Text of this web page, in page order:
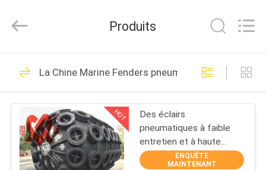
MAISON
PRODUITS
VR
SHOW
Products
Rights
Marine Fenders
pneumatique
69
Produits
La Chine Marine Fenders pneumatique
HOT
Des éclairs
pneumatiques à faible
entretien et à haute
durabilité en noir
ENQUÊTE
MAINTENANT